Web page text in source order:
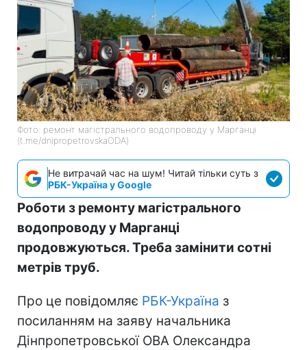
Фото: ремонт магістрального водопроводу у Марганці
(t.me/dnipropetrovskaODA)
Не витрачай час на шум! Читай тільки суть з
РБК-Україна у Google
Роботи з ремонту магістрального
водопроводу у Марганці
продовжуються. Треба замінити сотні
метрів труб.
Про це повідомляє РБК-Україна з
посиланням на заяву начальника
Дінпропетровської ОВА Олександра